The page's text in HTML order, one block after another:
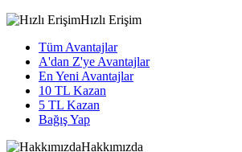
Hızlı Erişim
Tüm Avantajlar
A'dan Z'ye Avantajlar
En Yeni Avantajlar
10 TL Kazan
5 TL Kazan
Bağış Yap
Hakkımızda